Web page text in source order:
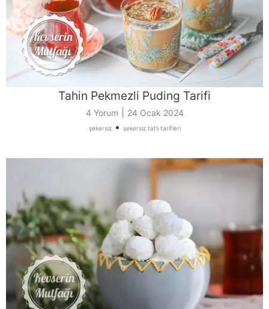
Tahin Pekmezli Puding Tarifi
4 Yorum 24 Ocak 2024
şekersiz• şekersiz tatlı tarifleri